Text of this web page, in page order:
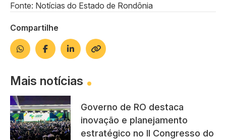
Fonte: Notícias do Estado de Rondônia
Compartilhe
Mais notícias
Governo de RO destaca
inovação e planejamento
estratégico no II Congresso do